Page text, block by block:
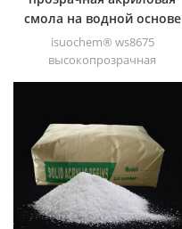
смола на водной основе
для лака
isuochem® ws8675
высокопрозрачная
блеском, стойкостью к
истиранию, хорошей
растворимостью, высокой
прозрачностью, хорошей
пригодностью для печати и
хорошей переходностью.